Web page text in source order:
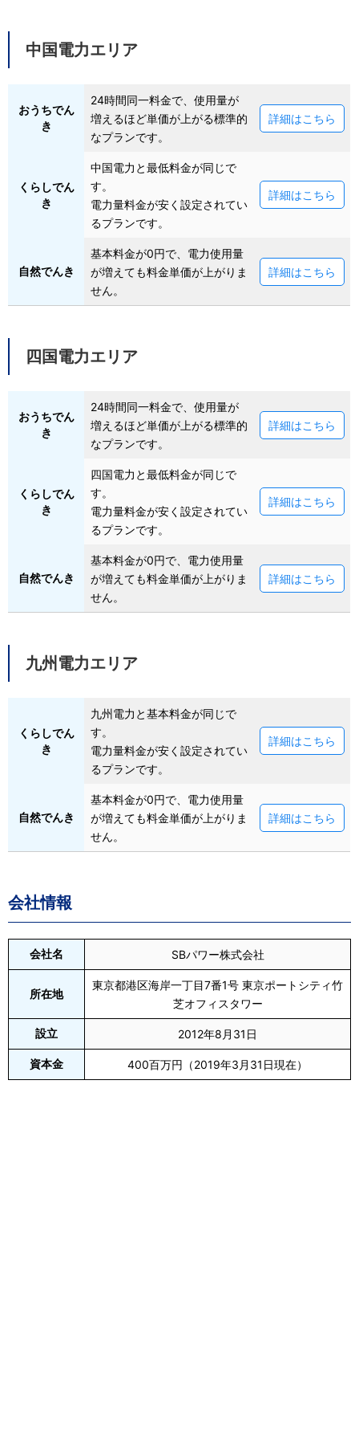
中国電力エリア
おうちでん
き
24時間同一料金で、使用量が
増えるほど単価が上がる標準的
なプランです。
詳細はこちら
くらしでん
き
中国電力と最低料金が同じで
す。
電力量料金が安く設定されてい
るプランです。
詳細はこちら
自然でんき
基本料金が0円で、電力使用量
が増えても料金単価が上がりま
せん。
詳細はこちら
四国電力エリア
おうちでん
き
24時間同一料金で、使用量が
増えるほど単価が上がる標準的
なプランです。
詳細はこちら
くらしでん
き
四国電力と最低料金が同じで
す。
電力量料金が安く設定されてい
るプランです。
詳細はこちら
自然でんき
基本料金が0円で、電力使用量
が増えても料金単価が上がりま
せん。
詳細はこちら
九州電力エリア
くらしでん
き
九州電力と基本料金が同じで
す。
電力量料金が安く設定されてい
るプランです。
詳細はこちら
自然でんき
基本料金が0円で、電力使用量
が増えても料金単価が上がりま
せん。
詳細はこちら
会社情報
会社名 SBパワー株式会社
所在地
東京都港区海岸一丁目7番1号 東京ポートシティ竹
芝オフィスタワー
設立 2012年8月31日
資本金 400百万円（2019年3月31日現在）